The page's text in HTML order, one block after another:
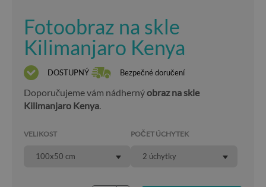
Fotoobraz na skle
Kilimanjaro Kenya
DOSTUPNÝ Bezpečné doručení
Doporučujeme vám nádhernýobraz na skle
Kilimanjaro Kenya.
VELIKOST
100x50 cm
POČET ÚCHYTEK
2 úchytky